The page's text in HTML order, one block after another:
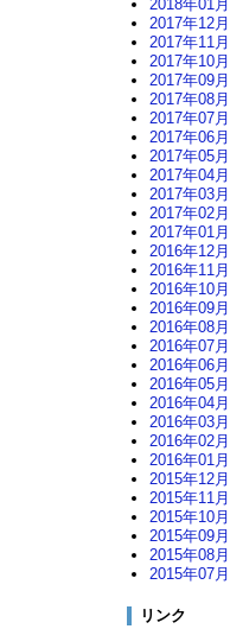
2018年01
2017年12
2017年11
2017年10
2017年09
2017年08
2017年07
2017年06
2017年05
2017年04
2017年03
2017年02
2017年01
2016年12
2016年11
2016年10
2016年09
2016年08
2016年07
2016年06
2016年05
2016年04
2016年03
2016年02
2016年01
2015年12
2015年11
2015年10
2015年09
2015年08
2015年07
リンク